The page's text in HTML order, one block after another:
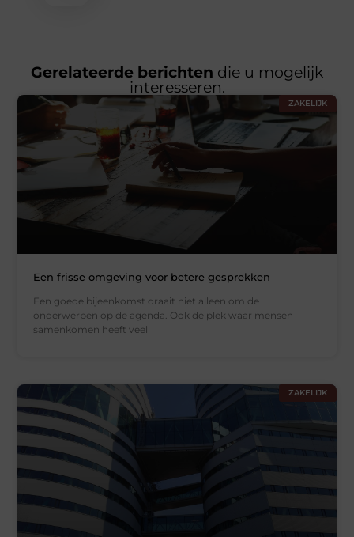
Gerelateerde berichten die u mogelijk
interesseren.
ZAKELIJK
Een frisse omgeving voor betere gesprekken
Een goede bijeenkomst draait niet alleen om de
onderwerpen op de agenda. Ook de plek waar mensen
samenkomen heeft veel
ZAKELIJK